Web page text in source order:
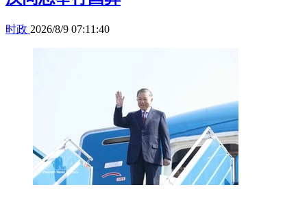
时政 2026/8/9 07:11:40